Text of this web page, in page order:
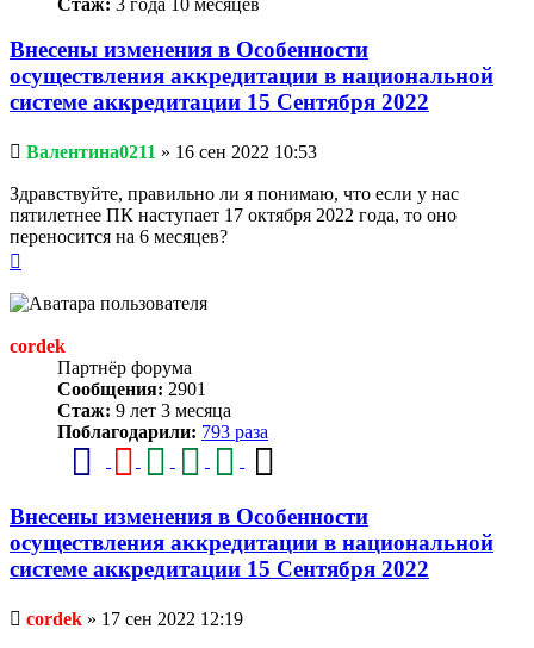
Внесены изменения в Особенности
осуществления аккредитации в национальной
системе аккредитации 15 Сентября 2022
Непрочитанное
Валентина0211 » 16 сен 2022 10:53
Здравствуйте, правильно ли я понимаю, что если у нас
пятилетнее ПК наступает 17 октября 2022 года, то оно
переносится на 6 месяцев?
началу
cordek
Партнёр форума
Сообщения: 2901
Стаж: 9 лет 3 месяца
Поблагодарили: 793 раза
Внесены изменения в Особенности
осуществления аккредитации в национальной
системе аккредитации 15 Сентября 2022
Непрочитанное
cordek » 17 сен 2022 12:19